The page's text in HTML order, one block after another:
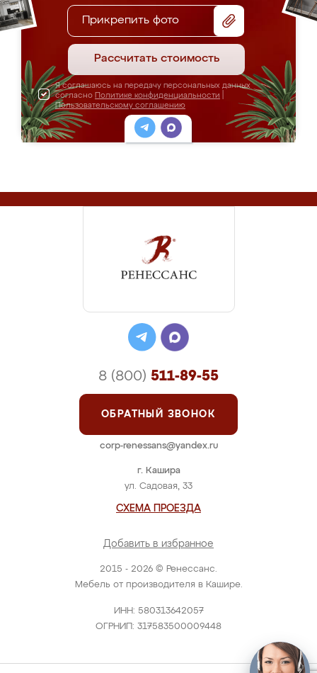
Прикрепить фото
Рассчитать стоимость
Я соглашаюсь на передачу персональных данных
согласно Политике конфиденциальности
Пользовательскому соглашению
2015 - 2026 © Ренессанс.
Мебель от производителя в Кашире.
ИНН: 580313642057
ОГРНИП: 317583500009448
г. Кашира
ул. Садовая, 33
СХЕМА ПРОЕЗДА
Добавить в избранное
8 (800) 511-89-55
ОБРАТНЫЙ ЗВОНОК
corp-renessans@yandex.ru